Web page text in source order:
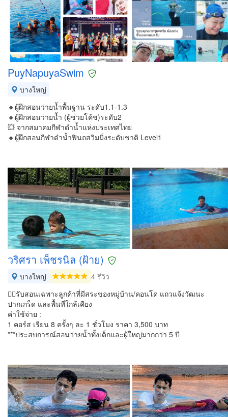
PuyNapuyaSwim
บางใหญ่
🔸ผู้ฝึกสอนว่ายน้ำพื้นฐาน ระดับ1.1-1.3
🔸ผู้ฝึกสอนว่ายน้ำ (ผู้ช่วยโค้ช)ระดับ2
💥 จากสมาคมกีฬาดำน้ำแห่งประเทศไทย
🔸ผู้ฝึกสอนกีฬาดำน้ำฟินถสวิมมิ่งระดับชาติ​ Level1
วริศรา เพ็ชรนิล (ฝ้าย)
บางใหญ่
4 รีวิว
👉🏻รับสอนเฉพาะลูกค้าที่มีสระของหมู่บ้าน/คอนโด แถวแจ้งวัฒนะ
ปากเกร็ด และพื้นที่ใกล้เคียง
ค่าใช้จ่าย :
1 คอร์ส เรียน 8 ครั้งๆ ละ 1 ชั่วโมง ราคา 3,500 บาท
***ประสบการณ์สอนว่ายน้ำทั้งเด็กและผู้ใหญ่มากกว่า 5 ปี